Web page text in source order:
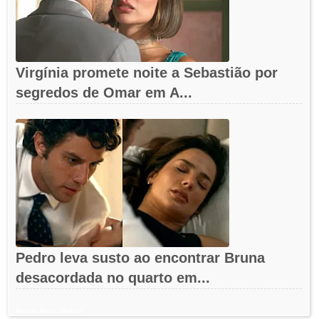
Virgínia promete noite a Sebastião por
segredos de Omar em A...
Pedro leva susto ao encontrar Bruna
desacordada no quarto em...